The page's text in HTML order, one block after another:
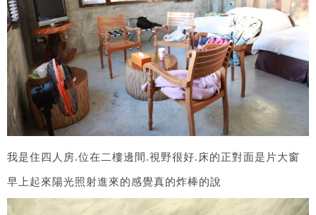
我是住四人房.位在二樓邊間.視野很好.床的正對面是片大窗
早上起來陽光照射進來的感覺真的炸棒的說